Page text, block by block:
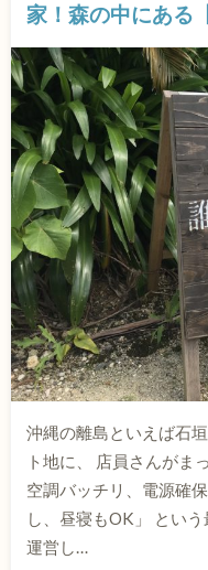
家！森の中にある
沖縄の離島といえば石
ト地に、 店員さんがま
空調バッチリ、電源確
し、昼寝もOK」 とい
運営し…